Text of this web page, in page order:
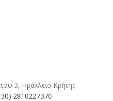
3, Ηράκλειο Κρήτης
2810227370